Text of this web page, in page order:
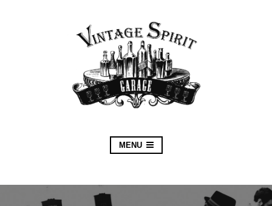
MENU